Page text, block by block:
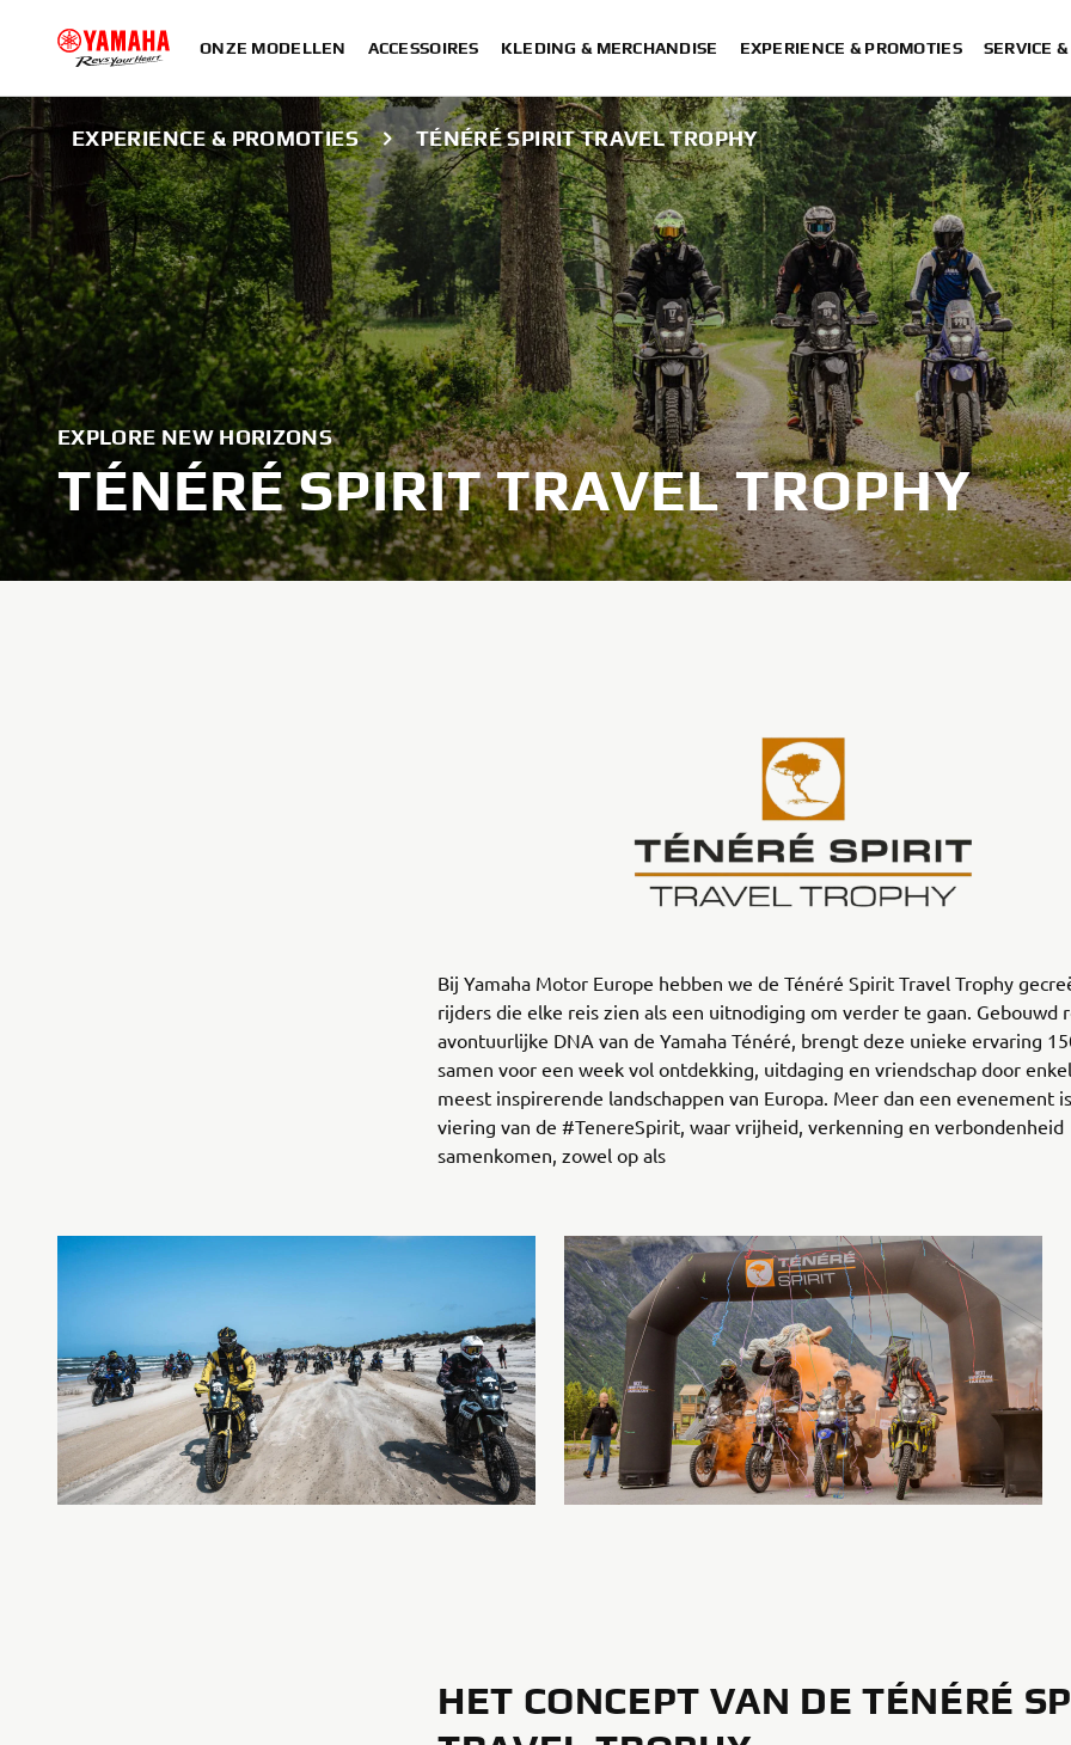
ONZE MODELLEN ACCESSOIRES KLEDING & MERCHANDISE EXPERIENCE & PROMOTIES SERVICE
EXPERIENCE & PROMOTIES TÉNÉRÉ SPIRIT TRAVEL TROPHY
EXPLORE NEW HORIZONS
TÉNÉRÉ SPIRIT TRAVEL TROPHY
Bij Yamaha Motor Europe hebben we de Ténéré Spirit Travel Trophy
rijders die elke reis zien als een uitnodiging om verder te gaan. Gebouwd
avontuurlijke DNA van de Yamaha Ténéré, brengt deze unieke ervaring
samen voor een week vol ontdekking, uitdaging en vriendschap door
meest inspirerende landschappen van Europa. Meer dan een evenement
viering van de #TenereSpirit, waar vrijheid, verkenning en verbondenheid
samenkomen, zowel op als
HET CONCEPT VAN DE TÉNÉRÉ